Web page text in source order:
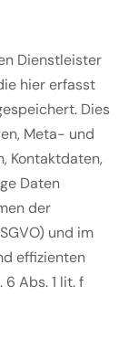
Dienstleister
hier erfasst
Dies
Meta- und
Kontaktdaten,
Daten
der
und im
effizienten
Abs. 1 lit. f